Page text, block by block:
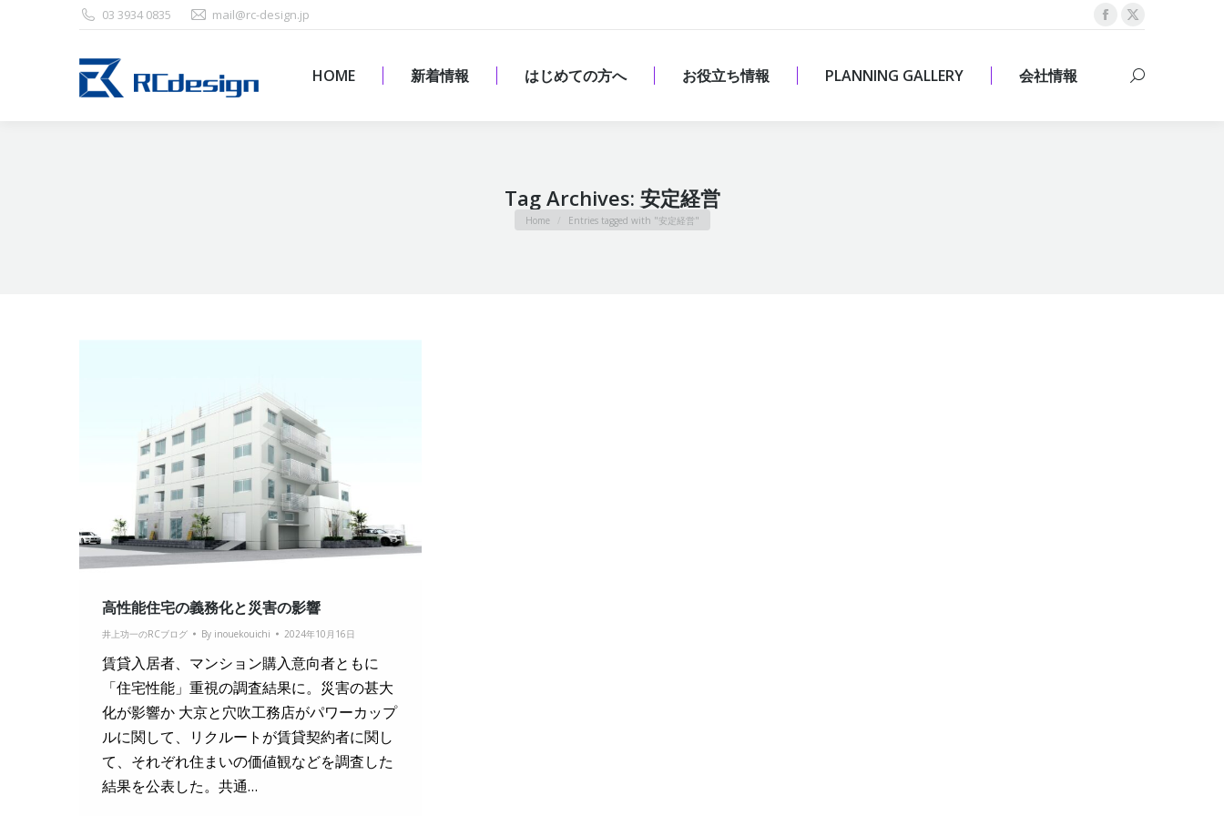
03 3934 0835 mail@rc-design.jp
Facebook
opens
X
opens
HOME 新着情報 はじめての方へ お役立ち情報 PLANNING GALLERY 会社情報 Search:
Tag Archives: 安定経営
You are here:
Home Entries tagged with "安定経営"
高性能住宅の義務化と災害の影響
井上功一のRCブログ By inouekouichi 2024年10月16日
賃貸入居者、マンション購入意向者ともに
「住宅性能」重視の調査結果に。災害の甚大
化が影響か 大京と穴吹工務店がパワーカップ
ルに関して、リクルートが賃貸契約者に関し
て、それぞれ住まいの価値観などを調査した
結果を公表した。共通…
HOME 新着情報 はじめての方へ お役立ち情報 PLANNING GALLERY 会社情報 Search: